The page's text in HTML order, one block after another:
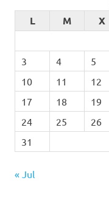
L M X
3
4 5
10
11 12
17
18 19
24
25 26
31
« Jul